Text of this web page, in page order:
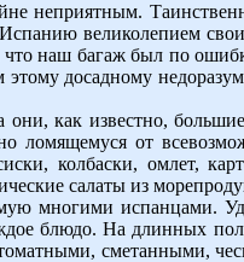
неприятным.
великолепием
что наш багаж был по
досадному
как известно,
ломящемуся от
колбаски, омлет,
салаты из
многими испанцами.
блюдо. На длинных
сметанными,